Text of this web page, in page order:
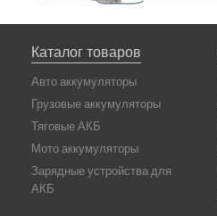
Каталог товаров
Авто аккумуляторы
Грузовые аккумуляторы
Тяговые АКБ
Мото аккумуляторы
Зарядные устройства для
АКБ